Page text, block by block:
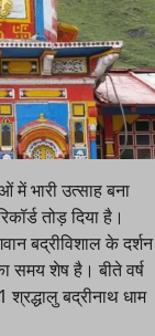
में भारी उत्साह बना
तोड़ दिया है।
बद्रीविशाल के दर्शन
समय शेष है। बीते वर्ष
बद्रीनाथ धाम